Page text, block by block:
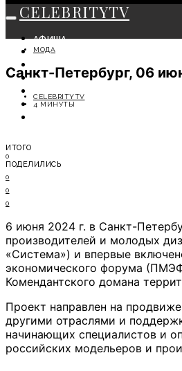
CELEBRITYTV
АФИША
СОБЫТИЯ
КРАСОТА
МОДА
ЛИЧНОСТЬ
ОТДЫХ
МОДА
Санкт-Петербург, 06
CELEBRITYTV
4 МИНУТЫ
ИТОГО
0
ПОДЕЛИЛИСЬ
0
0
0
6 июня 2024 г. в Санкт-
производителей и молодых
«Система») и впервые
экономического форума
Комендантского домана
Проект направлен на
другими отраслями и
начинающих специалистов и
российских модельеров и